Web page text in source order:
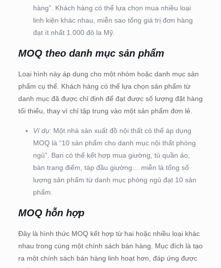
hàng”. Khách hàng có thể lựa chọn mua nhiều loại
linh kiện khác nhau, miễn sao tổng giá trị đơn hàng
đạt ít nhất 1.000 đô la Mỹ.
MOQ theo danh mục sản phẩm
Loại hình này áp dụng cho một nhóm hoặc danh mục sản
phẩm cụ thể. Khách hàng có thể lựa chọn sản phẩm từ
danh mục đã được chỉ định để đạt được số lượng đặt hàng
tối thiểu, thay vì chỉ tập trung vào một sản phẩm đơn lẻ.
Ví dụ: Một nhà sản xuất đồ nội thất có thể áp dụng
MOQ là “10 sản phẩm cho danh mục nội thất phòng
ngủ”. Bạn có thể kết hợp mua giường, tủ quần áo,
bàn trang điểm, táp đầu giường… miễn là tổng số
lượng sản phẩm từ danh mục phòng ngủ đạt 10 sản
phẩm.
MOQ hỗn hợp
Đây là hình thức MOQ kết hợp từ hai hoặc nhiều loại khác
nhau trong cùng một chính sách bán hàng. Mục đích là tạo
ra một chính sách bán hàng linh hoạt hơn, đáp ứng được